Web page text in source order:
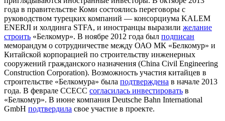
года в правительстве Коми состоялись переговоры с
руководством турецких компаний — консорциума KALEM
ENERJI и холдинга STFA, и иностранцы выразили желание
строить «Белкомур». В ноябре 2012 года был подписан
меморандум о сотрудничестве между ОАО МК «Белкомур» и
Китайской корпорацией по строительству инженерных
сооружений гражданского назначения (China Civil Enginееring
Construction Corporation). Возможность участия китайцев в
строительстве «Белкомура» была подтверждена в начале 2013
года. В феврале ССЕСС согласилась инвестировать в
«Белкомур». В июне компания Deutsche Bahn International
GmbH подтвердила свое участие в проекте.